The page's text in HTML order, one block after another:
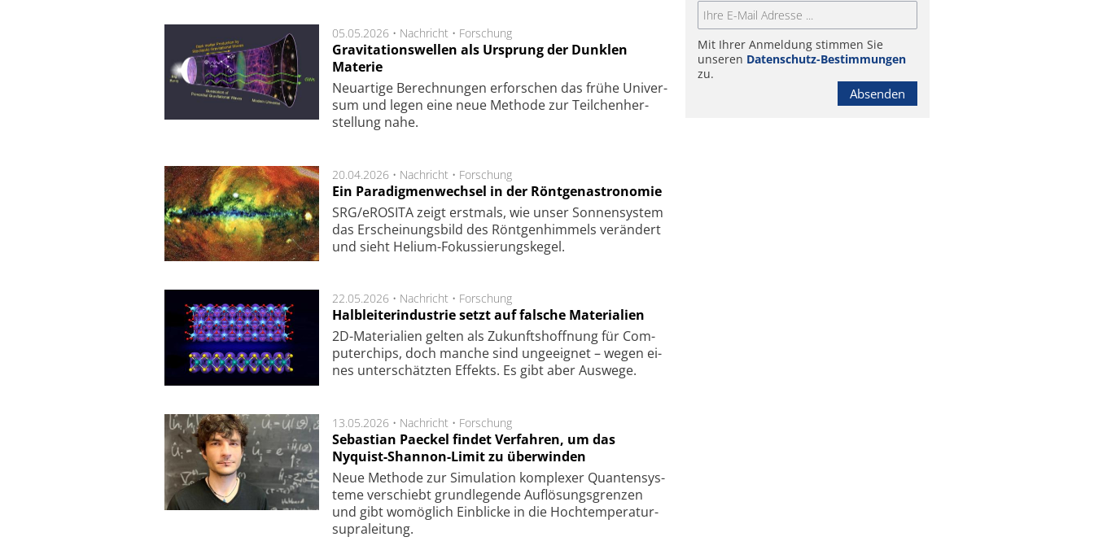
05.05.2026 • Nachricht • Forschung
Gravitationswellen als Ursprung der Dunklen
Materie
Neu­artige Be­rech­nung­en er­for­schen das frü­he Uni­ver­
sum und legen eine neue Me­tho­de zur Teil­chen­her­
stel­lung nahe.
20.04.2026 • Nachricht • Forschung
Ein Paradigmenwechsel in der Röntgenastronomie
SRG/eROSITA zeigt erst­mals, wie unser Son­nen­sys­tem
das Er­schei­nungs­bild des Rönt­gen­him­mels ver­än­dert
und sieht Helium-Fokus­sie­rungs­ke­gel.
22.05.2026 • Nachricht • Forschung
Halbleiterindustrie setzt auf falsche Materialien
2D-Mate­ri­a­li­en gel­ten als Zu­kunfts­hoff­nung für Com­
pu­ter­chips, doch man­che sind un­ge­eig­net – we­gen ei­
nes un­ter­schätz­ten Ef­fekts. Es gibt aber Aus­we­ge.
13.05.2026 • Nachricht • Forschung
Sebastian Paeckel findet Verfahren, um das
Nyquist-Shannon-Limit zu überwinden
Neue Methode zur Simu­la­tion kom­ple­xer Quan­ten­sys­
te­me ver­schiebt grund­le­gen­de Auf­lösungs­gren­zen
und gibt wo­mög­lich Ein­blicke in die Hoch­tempe­ra­tur­
supra­lei­tung.
Mit Ihrer Anmeldung stimmen Sie
unseren Datenschutz-Bestimmungen
zu.
Absenden